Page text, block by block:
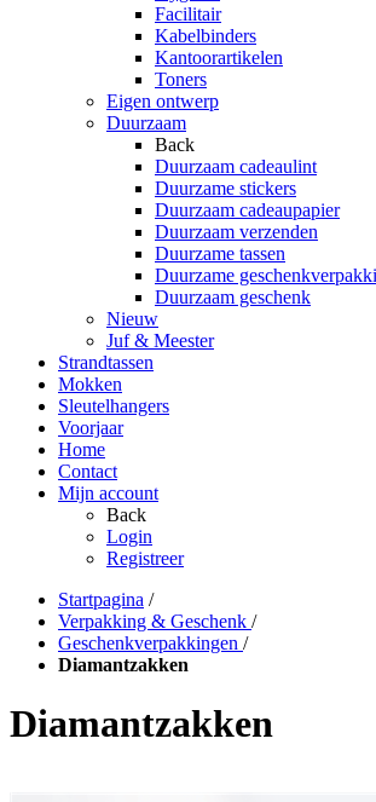
Facilitair
Kabelbinders
Kantoorartikelen
Toners
Eigen ontwerp
Duurzaam
Back
Duurzaam cadeaulint
Duurzame stickers
Duurzaam cadeaupapier
Duurzaam verzenden
Duurzame tassen
Duurzame
Duurzaam geschenk
Nieuw
Juf & Meester
Strandtassen
Mokken
Sleutelhangers
Voorjaar
Home
Contact
Mijn account
Back
Login
Registreer
Startpagina /
Verpakking & Geschenk /
Geschenkverpakkingen /
Diamantzakken
Diamantzakken